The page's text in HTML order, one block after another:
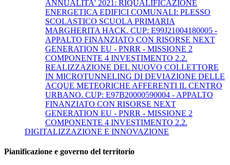
ANNUALITA' 2021: RIQUALIFICAZIONE
ENERGETICA EDIFICI COMUNALI: PLESSO
SCOLASTICO SCUOLA PRIMARIA
MARGHERITA HACK. CUP: E99J21004180005 -
APPALTO FINANZIATO CON RISORSE NEXT
GENERATION EU - PNRR - MISSIONE 2
COMPONENTE 4 INVESTIMENTO 2.2.
REALIZZAZIONE DEL NUOVO COLLETTORE
IN MICROTUNNELING DI DEVIAZIONE DELLE
ACQUE METEORICHE AFFERENTI IL CENTRO
URBANO. CUP: E97B20000590004 - APPALTO
FINANZIATO CON RISORSE NEXT
GENERATION EU - PNRR - MISSIONE 2
COMPONENTE 4 INVESTIMENTO 2.2.
DIGITALIZZAZIONE E INNOVAZIONE
Pianificazione e governo del territorio